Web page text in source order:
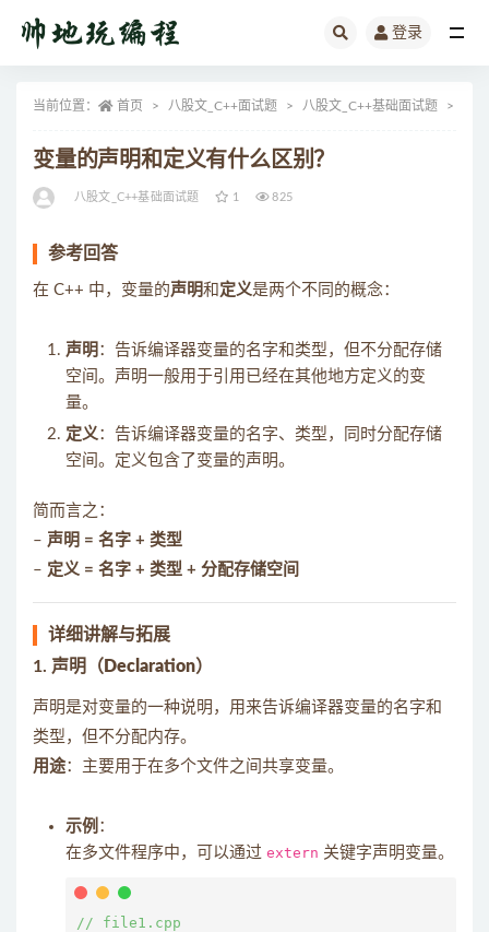
登录
当前位置： 首页 八股文_C++面试题 八股文_C++基础面试题
变量的声明和定义有什么区别？
八股文_C++基础面试题 1 825
参考回答
在 C++ 中，变量的声明和 定义是两个不同的概念：
声明 ：告诉编译器变量的名字和类型，但不分配存储
空间。声明一般用于引用已经在其他地方定义的变
量。
定义：告诉编译器变量的名字、类型，同时分配存储
空间。定义包含了变量的声明。
简而言之：
– 声明 = 名字 + 类型
– 定义 = 名字 + 类型 + 分配存储空间
详细讲解与拓展
1. 声明（Declaration）
声明是对变量的一种说明，用来告诉编译器变量的名字和
类型，但不分配内存。
用途：主要用于在多个文件之间共享变量。
示例 ：
在多文件程序中，可以通过 extern 关键字声明变量。
// file1.cpp